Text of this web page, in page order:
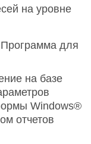
на уровне
Программа для
на базе
Windows®
отчетов